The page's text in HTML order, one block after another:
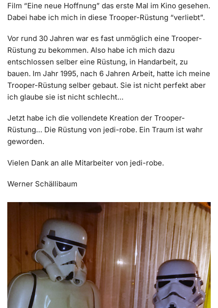
Film “Eine neue Hoffnung” das erste Mal im Kino gesehen.
Dabei habe ich mich in diese Trooper-Rüstung “verliebt”.
Vor rund 30 Jahren war es fast unmöglich eine Trooper-
Rüstung zu bekommen. Also habe ich mich dazu
entschlossen selber eine Rüstung, in Handarbeit, zu
bauen. Im Jahr 1995, nach 6 Jahren Arbeit, hatte ich meine
Trooper-Rüstung selber gebaut. Sie ist nicht perfekt aber
ich glaube sie ist nicht schlecht…
Jetzt habe ich die vollendete Kreation der Trooper-
Rüstung… Die Rüstung von jedi-robe. Ein Traum ist wahr
geworden.
Vielen Dank an alle Mitarbeiter von jedi-robe.
Werner Schällibaum